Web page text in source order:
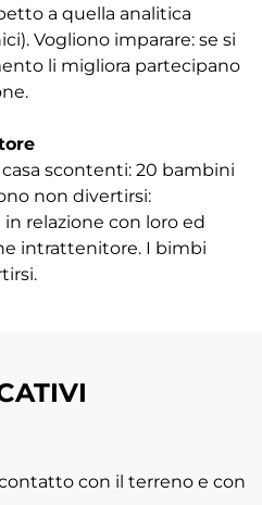
a quella analitica
Vogliono imparare: se si
li migliora partecipano
scontenti: 20 bambini
non divertirsi:
relazione con loro ed
intrattenitore. I bimbi
con il terreno e con